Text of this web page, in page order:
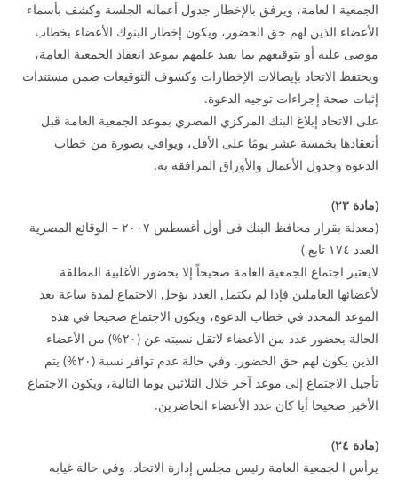
الجمعية ا لعامة، ويرفق بالإخطار جدول أعماله الجلسة وكشف بأسماء
الأعضاء الذين لهم حق الحضور، ويكون إخطار البنوك الأعضاء بخطاب
موصى عليه أو بتوقيعهم بما يفيد علمهم بموعد انعقاد الجمعية العامة،
ويحتفظ الاتحاد بإيصالات الإخطارات وكشوف التوقيعات ضمن مستندات
إثبات صحة إجراءات توجيه الدعوة.
على الاتحاد إبلاغ البنك المركزي المصري بموعد الجمعية العامة قبل
أنعقادها بخمسة عشر يومًا على الأقل، ويوافي بصورة من خطاب
الدعوة وجدول الأعمال والأوراق المرافقة به.
(مادة۲۳)
(معدلة بقرار محافظ البنك فى أول أغسطس ۲۰۰۷ – الوقائع المصرية
العدد ۱۷٤ تابع )
لايعتبر اجتماع الجمعية العامة صحيحاً إلا بحضور الأغلبية المطلقة
لأعضائها العاملين فإذا لم يكتمل العدد يؤجل الاجتماع لمدة ساعة بعد
الموعد المحدد في خطاب الدعوة، ويكون الاجتماع صحيحا في هذه
الحالة بحضور عدد من الأعضاء لاتقل نسبته عن (۲۰%) من الأعضاء
الذين يكون لهم حق الحضور. وفي حالة عدم توافر نسبة (۲۰%) يتم
تأجيل الاجتماع إلى موعد آخر خلال الثلاثين يوما التالية، ويكون الاجتماع
الأخير صحيحا أيا كان عدد الأعضاء الحاضرين.
(مادة ۲٤ )
يرأس ا لجمعية العامة رئيس مجلس إدارة الاتحاد، وفي حالة غيابه